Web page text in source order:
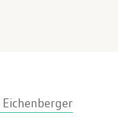
Eichenberger